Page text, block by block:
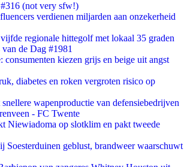
(not very sfw!)
verdienen miljarden aan onzekerheid
regionale hittegolf met lokaal 35 graden
de Dag #1981
consumenten kiezen grijs en beige uit angst
diabetes en roken vergroten risico op
snellere wapenproductie van defensiebedrijven
- FC Twente
Niewiadoma op slotklim en pakt tweede
Soesterduinen geblust, brandweer waarschuwt